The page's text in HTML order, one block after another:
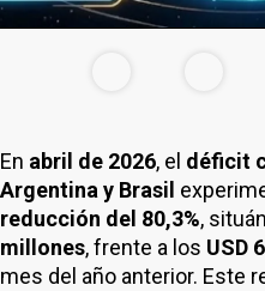
En abril de 2026, el déficit
Argentina y Brasil
reducción del 80,3%,
millones, frente a los USD
mes del año anterior. Este